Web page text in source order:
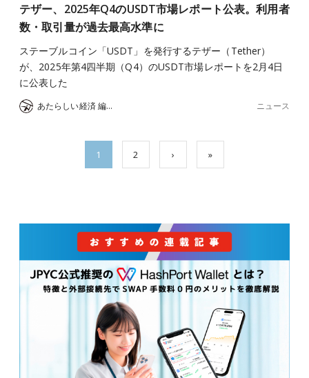
テザー、2025年Q4のUSDT市場レポート公表。利用者
数・取引量が過去最高水準に
ステーブルコイン「USDT」を発行するテザー（Tether）
が、2025年第4四半期（Q4）のUSDT市場レポートを2月4日
に公表した
あたらしい経済 編集部 ニュース
1 2 › »